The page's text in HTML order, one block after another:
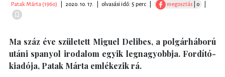
Patak Márta (1960) 2020. 10. 17. olvasási idő: 5 perc megosztás | 0
Ma száz éve született Miguel Delibes, a polgárháború
utáni spanyol irodalom egyik legnagyobbja. Fordító-
kiadója, Patak Márta emlékezik rá.